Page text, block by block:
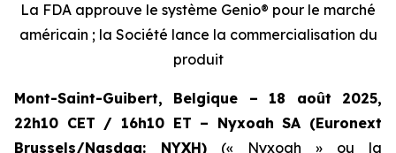
La FDA approuve le système Genio® pour le marché
américain ; la Société lance la commercialisation du
produit
Mont-Saint-Guibert, Belgique – 18 août 2025,
22h10 CET / 16h10 ET – Nyxoah SA (Euronext
Brussels/Nasdaq: NYXH) (« Nyxoah » ou la